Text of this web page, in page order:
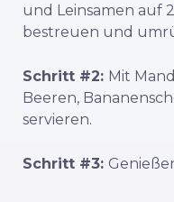
und Leinsamen auf
bestreuen und
Schritt #2: Mit
Beeren,
servieren.
Schritt #3: